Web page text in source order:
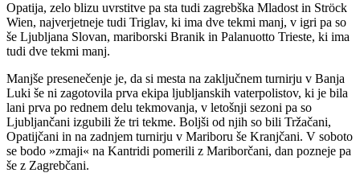
Opatija, zelo blizu uvrstitve pa sta tudi zagrebška Mladost in Ströck
Wien, najverjetneje tudi Triglav, ki ima dve tekmi manj, v igri pa so
še Ljubljana Slovan, mariborski Branik in Palanuotto Trieste, ki ima
tudi dve tekmi manj.
Manjše presenečenje je, da si mesta na zaključnem turnirju v Banja
Luki še ni zagotovila prva ekipa ljubljanskih vaterpolistov, ki je bila
lani prva po rednem delu tekmovanja, v letošnji sezoni pa so
Ljubljančani izgubili že tri tekme. Boljši od njih so bili Tržačani,
Opatijčani in na zadnjem turnirju v Mariboru še Kranjčani. V soboto
se bodo »zmaji« na Kantridi pomerili z Mariborčani, dan pozneje pa
še z Zagrebčani.